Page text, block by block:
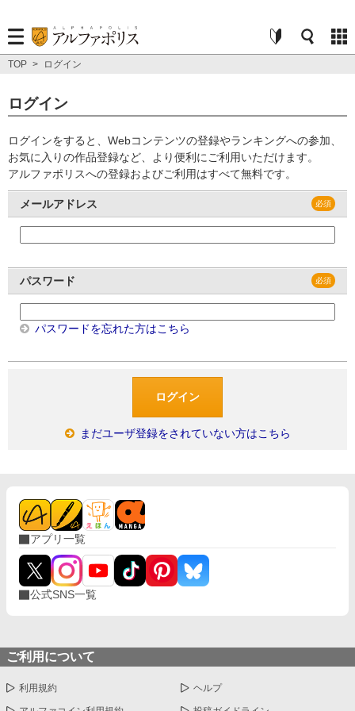
TOP > ログイン
ログイン
ログインをすると、Webコンテンツの登録やランキングへの参加、
お気に入りの作品登録など、より便利にご利用いただけます。
アルファポリスへの登録およびご利用はすべて無料です。
メールアドレス
パスワード
パスワードを忘れた方はこちら
まだユーザ登録をされていない方はこちら
アプリ一覧
公式SNS一覧
ご利用について
利用規約 ヘルプ